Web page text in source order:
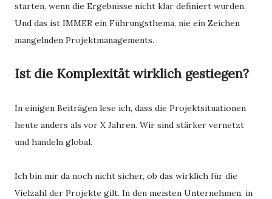
starten, wenn die Ergebnisse nicht klar definiert wurden.
Und das ist IMMER ein Führungsthema, nie ein Zeichen
mangelnden Projektmanagements.
Ist die Komplexität wirklich gestiegen?
In einigen Beiträgen lese ich, dass die Projektsituationen
heute anders als vor X Jahren. Wir sind stärker vernetzt
und handeln global.
Ich bin mir da noch nicht sicher, ob das wirklich für die
Vielzahl der Projekte gilt. In den meisten Unternehmen, in